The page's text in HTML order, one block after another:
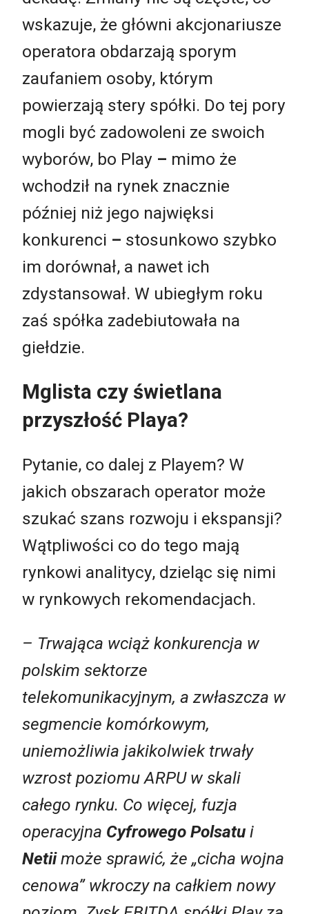
wskazuje, że główni akcjonariusze
operatora obdarzają sporym
zaufaniem osoby, którym
powierzają stery spółki. Do tej pory
mogli być zadowoleni ze swoich
wyborów, bo Play – mimo że
wchodził na rynek znacznie
później niż jego najwięksi
konkurenci – stosunkowo szybko
im dorównał, a nawet ich
zdystansował. W ubiegłym roku
zaś spółka zadebiutowała na
giełdzie.
Mglista czy świetlana
przyszłość Playa?
Pytanie, co dalej z Playem? W
jakich obszarach operator może
szukać szans rozwoju i ekspansji?
Wątpliwości co do tego mają
rynkowi analitycy, dzieląc się nimi
w rynkowych rekomendacjach.
– Trwająca wciąż konkurencja w
polskim sektorze
telekomunikacyjnym, a zwłaszcza w
segmencie komórkowym,
uniemożliwia jakikolwiek trwały
wzrost poziomu ARPU w skali
całego rynku. Co więcej, fuzja
operacyjna Cyfrowego Polsatu i
Netiimoże sprawić, że „cicha wojna
cenowa” wkroczy na całkiem nowy